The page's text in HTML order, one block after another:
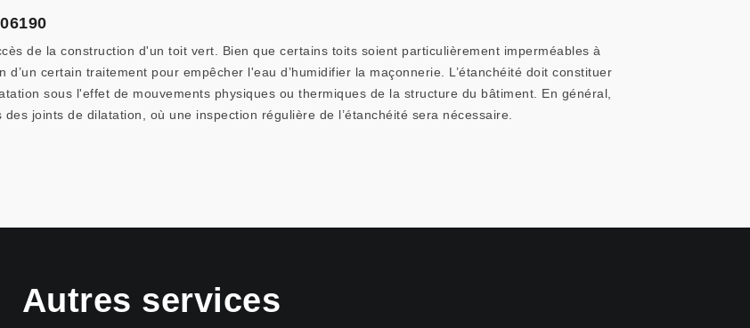
de la construction d'un toit vert. Bien que certains toits soient particulièrement imperméables à
certain traitement pour empêcher l'eau d’humidifier la maçonnerie. L’étanchéité doit constituer
sous l'effet de mouvements physiques ou thermiques de la structure du bâtiment. En général,
joints de dilatation, où une inspection régulière de l’étanchéité sera nécessaire.
Autres services